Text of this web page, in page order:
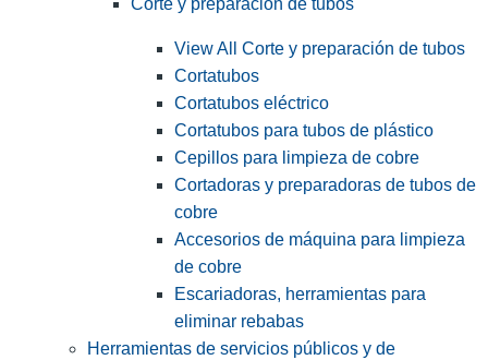
Corte y preparación de tubos
View All Corte y preparación de tubos
Cortatubos
Cortatubos eléctrico
Cortatubos para tubos de plástico
Cepillos para limpieza de cobre
Cortadoras y preparadoras de tubos de
cobre
Accesorios de máquina para limpieza
de cobre
Escariadoras, herramientas para
eliminar rebabas
Herramientas de servicios públicos y de